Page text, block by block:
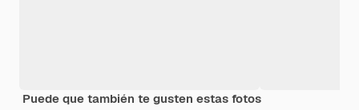
Puede que también te gusten estas fotos